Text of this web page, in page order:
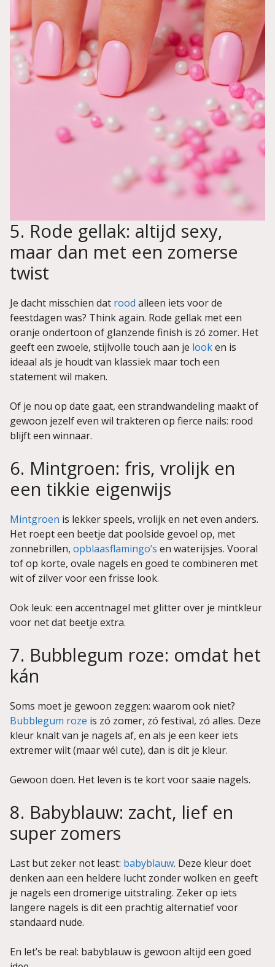
5. Rode gellak: altijd sexy,
maar dan met een zomerse
twist
Je dacht misschien dat rood alleen iets voor de
feestdagen was? Think again. Rode gellak met een
oranje ondertoon of glanzende finish is zó zomer. Het
geeft een zwoele, stijlvolle touch aan je looken is
ideaal als je houdt van klassiek maar toch een
statement wil maken.
Of je nou op date gaat, een strandwandeling maakt of
gewoon jezelf even wil trakteren op fierce nails: rood
blijft een winnaar.
6. Mintgroen: fris, vrolijk en
een tikkie eigenwijs
Mintgroen is lekker speels, vrolijk en net even anders.
Het roept een beetje dat poolside gevoel op, met
zonnebrillen, opblaasflamingo’s en waterijsjes. Vooral
tof op korte, ovale nagels en goed te combineren met
wit of zilver voor een frisse look.
Ook leuk: een accentnagel met glitter over je mintkleur
voor net dat beetje extra.
7. Bubblegum roze: omdat het
kán
Soms moet je gewoon zeggen: waarom ook niet?
Bubblegum roze is zó zomer, zó festival, zó alles. Deze
kleur knalt van je nagels af, en als je een keer iets
extremer wilt (maar wél cute), dan is dit je kleur.
Gewoon doen. Het leven is te kort voor saaie nagels.
8. Babyblauw: zacht, lief en
super zomers
Last but zeker not least: babyblauw. Deze kleur doet
denken aan een heldere lucht zonder wolken en geeft
je nagels een dromerige uitstraling. Zeker op iets
langere nagels is dit een prachtig alternatief voor
standaard nude.
En let’s be real: babyblauw is gewoon altijd een goed